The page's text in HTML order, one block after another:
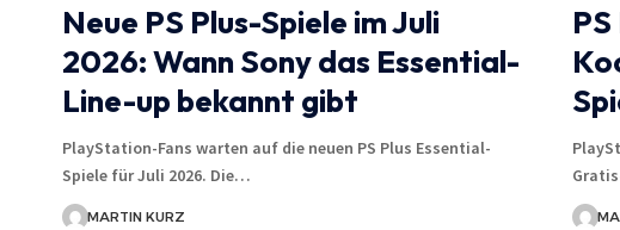
Neue PS Plus-Spiele im Juli
2026: Wann Sony das Essential-
Line-up bekannt gibt
PlayStation-Fans warten auf die neuen PS Plus Essential-
Spiele für Juli 2026. Die…
MARTIN KURZ